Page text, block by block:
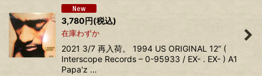
3,780円(税込)
在庫わずか
2021 3/7 再入荷。 1994 US ORIGINAL 12” (
Interscope Records – 0-95933 / EX- . EX- ) A1
Papa'z …